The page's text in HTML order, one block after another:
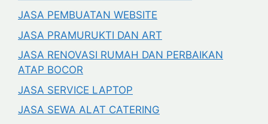
JASA PEMBUATAN WEBSITE
JASA PRAMURUKTI DAN ART
JASA RENOVASI RUMAH DAN PERBAIKAN
ATAP BOCOR
JASA SERVICE LAPTOP
JASA SEWA ALAT CATERING